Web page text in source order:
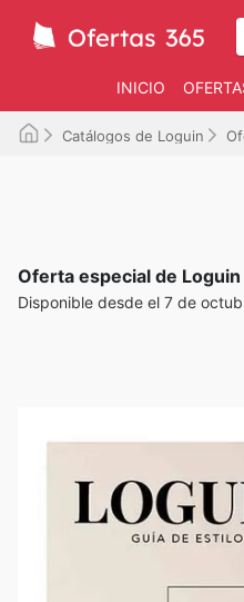
INICIO
Catálogos de Loguin
Oferta especial de Loguin
Disponible desde el 7 de